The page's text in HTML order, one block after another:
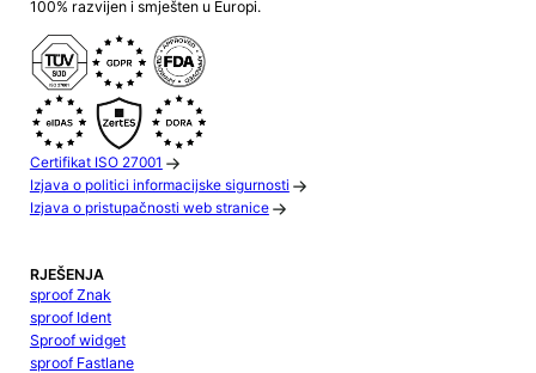
100% razvijen i smješten u Europi.
Certifikat ISO 27001
Izjava o politici informacijske sigurnosti
Izjava o pristupačnosti web stranice
RJEŠENJA
sproof Znak
sproof Ident
Sproof widget
sproof Fastlane